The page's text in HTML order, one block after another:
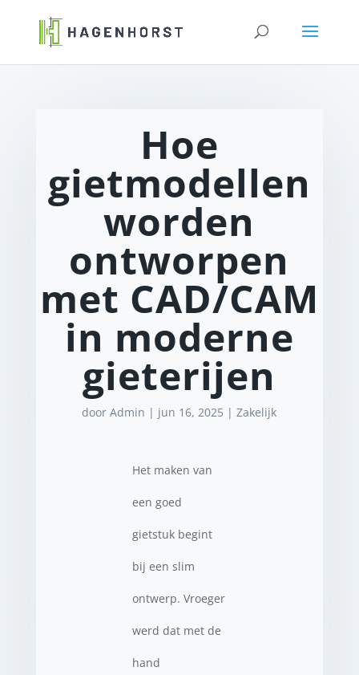
Hoe
gietmodellen
worden
ontworpen
met CAD/CAM
in moderne
gieterijen
doorAdmin | jun 16, 2025 |Zakelijk
Het maken van
een goed
gietstuk begint
bij een slim
ontwerp. Vroeger
werd dat met de
hand